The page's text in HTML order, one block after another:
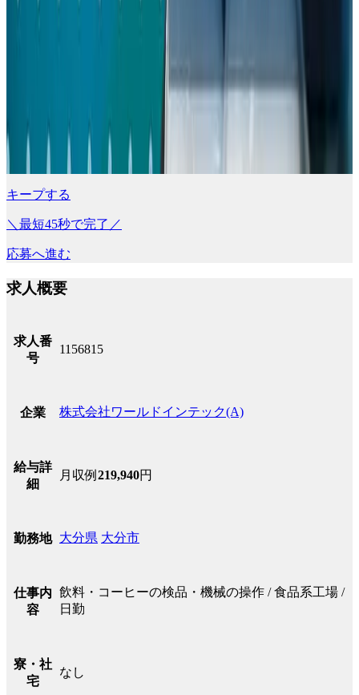
キープする
＼最短45秒で完了／
応募へ進む
求人概要
求人番
号
1156815
企業 株式会社ワールドインテック(A)
給与詳
細
月収例 219,940円
勤務地 大分県 大分市
仕事内
容
飲料・コーヒーの検品・機械の操作 / 食品系工場 /
日勤
寮・社
宅
なし